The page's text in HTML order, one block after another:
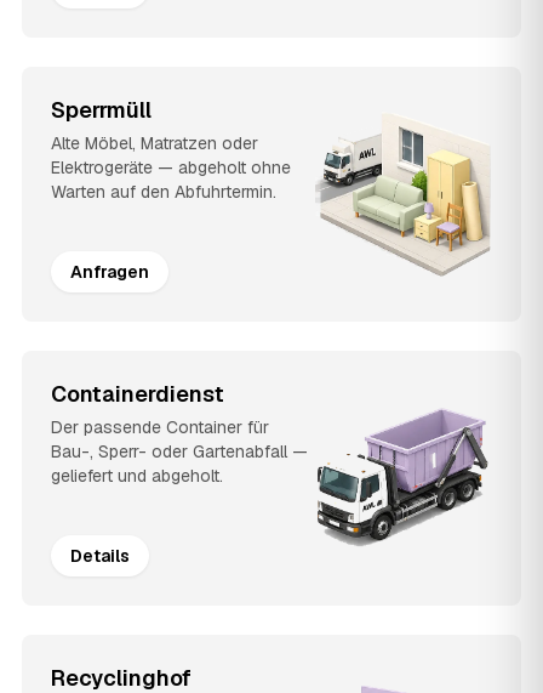
Sperrmüll
Alte Möbel, Matratzen oder
Elektrogeräte — abgeholt ohne
Warten auf den Abfuhrtermin.
Anfragen
Containerdienst
Der passende Container für
Bau-, Sperr- oder Gartenabfall —
geliefert und abgeholt.
Details
Recyclinghof